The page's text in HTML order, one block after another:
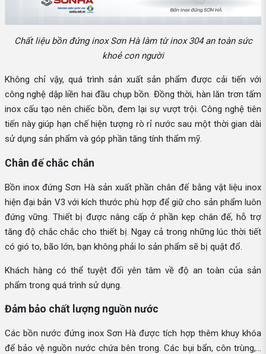
Chất liệu bồn đứng inox Sơn Hà làm từ inox 304 an toàn sức
khoẻ con người
Không chỉ vậy, quá trình sản xuất sản phẩm được cải tiến với
công nghệ dập liền hai đầu chụp bồn. Đồng thời, hàn lăn trơn tấm
inox cấu tạo nên chiếc bồn, đem lại sự vượt trội. Công nghệ tiên
tiến này giúp hạn chế hiện tượng rò rỉ nước sau một thời gian dài
sử dụng sản phẩm và góp phần tăng tính thẩm mỹ.
Chân đế chắc chắn
Bồn inox đứng Sơn Hà sản xuất phần chân đế bằng vật liệu inox
hiện đại bản V3 với kích thước phù hợp để giữ cho sản phẩm luôn
đứng vững. Thiết bị được nâng cấp ở phần kẹp chân đế, hỗ trợ
tăng độ chắc chắc cho thiết bị. Ngay cả trong những lúc thời tiết
có gió to, bão lớn, bạn không phải lo sản phẩm sẽ bị quật đổ.
Khách hàng có thể tuyệt đối yên tâm về độ an toàn của sản
phẩm trong quá trình sử dụng.
Đảm bảo chất lượng nguồn nước
Các bồn nước đứng inox Sơn Hà được tích hợp thêm khuy khóa
để bảo vệ nguồn nước chứa bên trong. Các bụi bẩn, côn trùng,...